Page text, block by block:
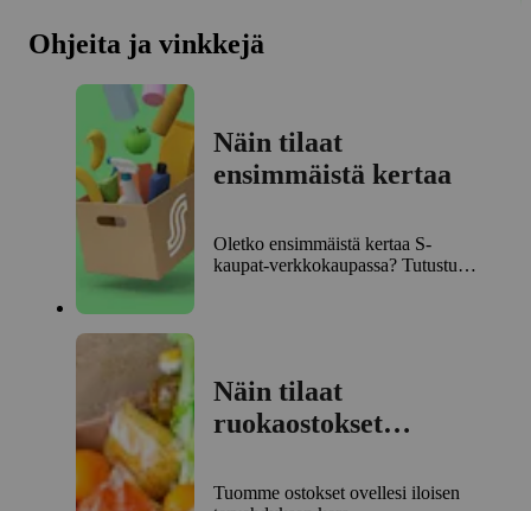
Ohjeita ja vinkkejä
Näin tilaat
ensimmäistä kertaa
Oletko ensimmäistä kertaa S-
kaupat-verkkokaupassa? Tutustu
Näin tilaat
ruokaostokset
Tuomme ostokset ovellesi iloisen